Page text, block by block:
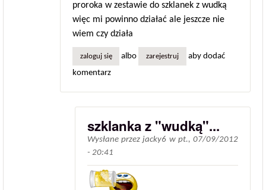
proroka w zestawie do szklanek z wudką
więc mi powinno działać ale jeszcze nie
wiem czy działa
zaloguj się albo zarejestruj
aby dodać
komentarz
szklanka z "wudką"...
Wysłane przezjacky6 w pt., 07/09/2012
- 20:41